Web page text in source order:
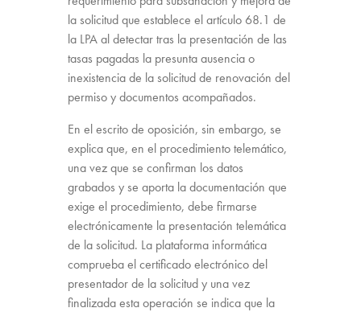
la solicitud que establece el artículo 68.1 de
la LPA al detectar tras la presentación de las
tasas pagadas la presunta ausencia o
inexistencia de la solicitud de renovación del
permiso y documentos acompañados.
En el escrito de oposición, sin embargo, se
explica que, en el procedimiento telemático,
una vez que se confirman los datos
grabados y se aporta la documentación que
exige el procedimiento, debe firmarse
electrónicamente la presentación telemática
de la solicitud. La plataforma informática
comprueba el certificado electrónico del
presentador de la solicitud y una vez
finalizada esta operación se indica que la